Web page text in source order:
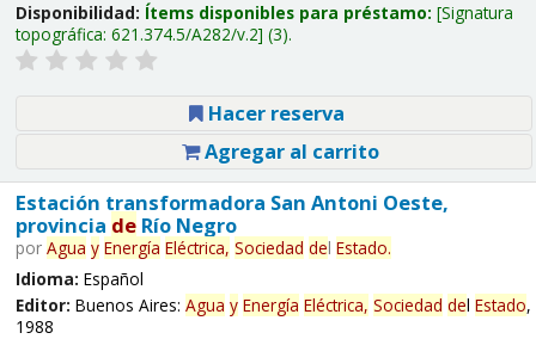
Disponibilidad: Ítems disponibles para préstamo: Signatura
topográfica: 621.374.5/A282/v.2 (3).
Hacer reserva
Agregar al carrito
Estación transformadora San Antoni Oeste,
provincia deRío Negro
por Agua y Energía Eléctrica, Sociedad del Estado.
Idioma: Español
Editor: Buenos Aires: Agua y Energía Eléctrica, Sociedad del Estado,
1988